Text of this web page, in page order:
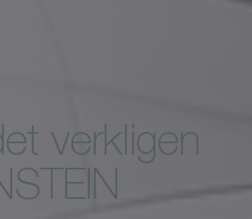
verkligen